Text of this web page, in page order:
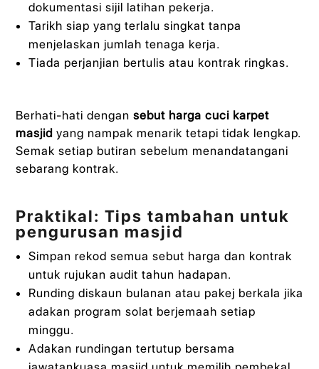
dokumentasi sijil latihan pekerja.
Tarikh siap yang terlalu singkat tanpa
menjelaskan jumlah tenaga kerja.
Tiada perjanjian bertulis atau kontrak ringkas.
Berhati-hati dengansebut harga cuci karpet
masjid yang nampak menarik tetapi tidak lengkap.
Semak setiap butiran sebelum menandatangani
sebarang kontrak.
Praktikal: Tips tambahan untuk
pengurusan masjid
Simpan rekod semua sebut harga dan kontrak
untuk rujukan audit tahun hadapan.
Runding diskaun bulanan atau pakej berkala jika
adakan program solat berjemaah setiap
minggu.
Adakan rundingan tertutup bersama